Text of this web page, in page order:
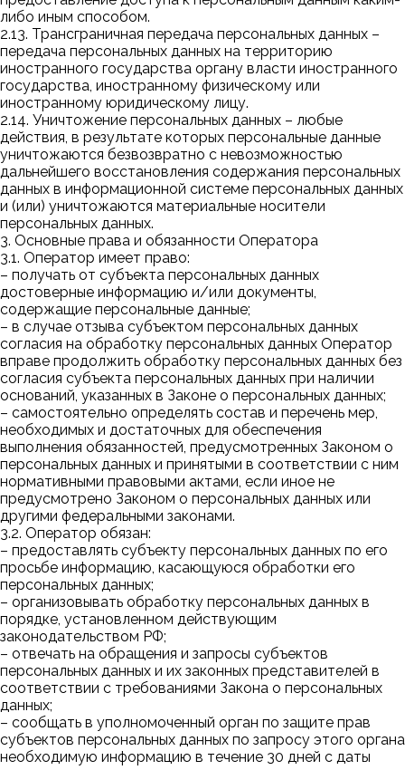
либо иным способом.
2.13. Трансграничная передача персональных данных –
передача персональных данных на территорию
иностранного государства органу власти иностранного
государства, иностранному физическому или
иностранному юридическому лицу.
2.14. Уничтожение персональных данных – любые
действия, в результате которых персональные данные
уничтожаются безвозвратно с невозможностью
дальнейшего восстановления содержания персональных
данных в информационной системе персональных данных
и (или) уничтожаются материальные носители
персональных данных.
3. Основные права и обязанности Оператора
3.1. Оператор имеет право:
– получать от субъекта персональных данных
достоверные информацию и/или документы,
содержащие персональные данные;
– в случае отзыва субъектом персональных данных
согласия на обработку персональных данных Оператор
вправе продолжить обработку персональных данных без
согласия субъекта персональных данных при наличии
оснований, указанных в Законе о персональных данных;
– самостоятельно определять состав и перечень мер,
необходимых и достаточных для обеспечения
выполнения обязанностей, предусмотренных Законом о
персональных данных и принятыми в соответствии с ним
нормативными правовыми актами, если иное не
предусмотрено Законом о персональных данных или
другими федеральными законами.
3.2. Оператор обязан:
– предоставлять субъекту персональных данных по его
просьбе информацию, касающуюся обработки его
персональных данных;
– организовывать обработку персональных данных в
порядке, установленном действующим
законодательством РФ;
– отвечать на обращения и запросы субъектов
персональных данных и их законных представителей в
соответствии с требованиями Закона о персональных
данных;
– сообщать в уполномоченный орган по защите прав
субъектов персональных данных по запросу этого органа
необходимую информацию в течение 30 дней с даты